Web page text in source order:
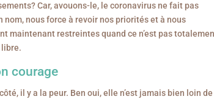
Car, avouons-le, le coronavirus ne fait pas
nous force à revoir nos priorités et à nous
maintenant restreintes quand ce n’est pas
libre.
courage
il y a la peur. Ben oui, elle n’est jamais bien loin de